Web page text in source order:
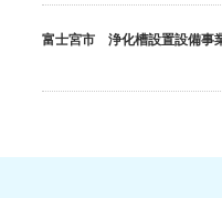
富士宮市 浄化槽設置設備事